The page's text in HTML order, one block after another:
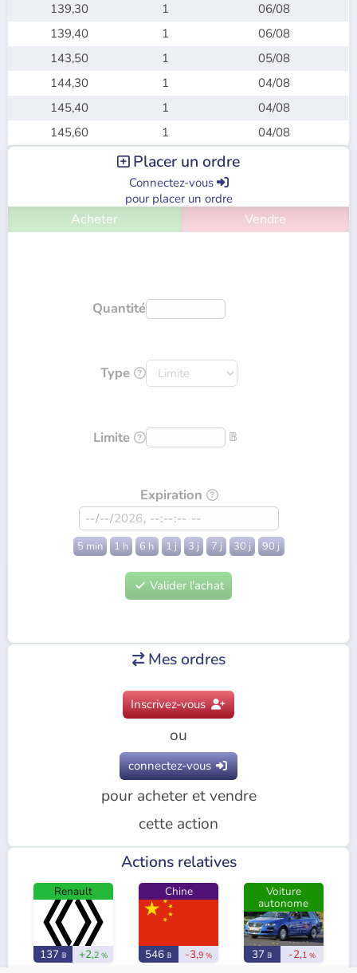
139,30
1
06/08
139,40
1
06/08
143,50
1
05/08
144,30
1
04/08
145,40
1
04/08
145,60
1 04/08
Placer un ordre
Connectez-vous 
pour placer un ordre
Acheter Vendre
Quantité
Type 
Limite  𝔹
Expiration 
5 min 1 h 6 h 1 j 3 j 7 j 30 j 90 j
 Valider l'achat
Mes ordres
Inscrivez-vous
ou
connectez-vous
pour acheter et vendre
cette action
Actions relatives
Renault
137 𝔹 +2,2 %
Chine
546 𝔹 -3,9 %
Voiture
autonome
37 𝔹 -2,1 %